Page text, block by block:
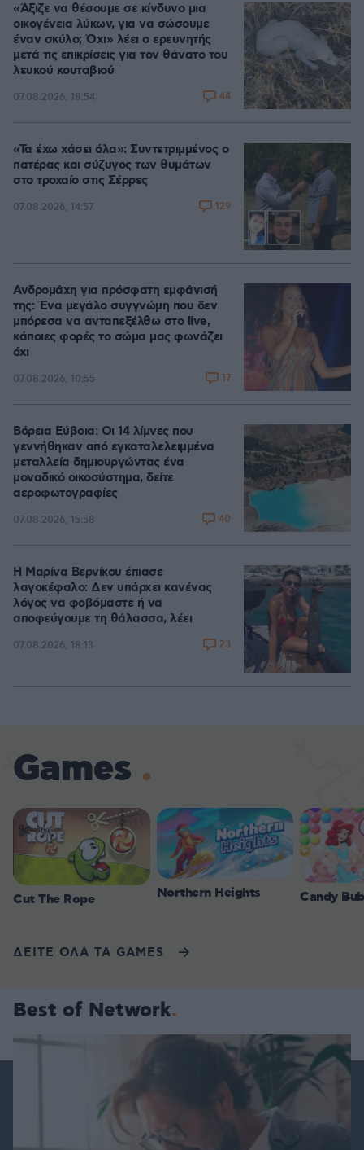
«Άξιζε να θέσουμε σε κίνδυνο μια
οικογένεια λύκων, για να σώσουμε
έναν σκύλο; Όχι» λέει ο ερευνητής
μετά τις επικρίσεις για τον θάνατο του
λευκού κουταβιού
07.08.2026, 18:54 44
«Τα έχω χάσει όλα»: Συντετριμμένος ο
πατέρας και σύζυγος των θυμάτων
στο τροχαίο στις Σέρρες
07.08.2026, 14:57 129
Ανδρομάχη για πρόσφατη εμφάνισή
της: Ένα μεγάλο συγγνώμη που δεν
μπόρεσα να ανταπεξέλθω στο live,
κάποιες φορές το σώμα μας φωνάζει
όχι
07.08.2026, 10:55 17
Βόρεια Εύβοια: Οι 14 λίμνες που
γεννήθηκαν από εγκαταλελειμμένα
μεταλλεία δημιουργώντας ένα
μοναδικό οικοσύστημα, δείτε
αεροφωτογραφίες
07.08.2026, 15:58 40
Η Μαρίνα Βερνίκου έπιασε
λαγοκέφαλο: Δεν υπάρχει κανένας
λόγος να φοβόμαστε ή να
αποφεύγουμε τη θάλασσα, λέει
07.08.2026, 18:13 23
Games
Cut The Rope Northern Heights Candy
ΔΕΙΤΕ ΟΛΑ ΤΑ GAMES
Best of Network